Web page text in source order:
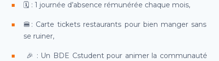
🗓️ : 1 journée d’absence rémunérée chaque mois,
🍔 : Carte tickets restaurants pour bien manger sans
se ruiner,
🎉 : Un BDE Cstudent pour animer la communauté